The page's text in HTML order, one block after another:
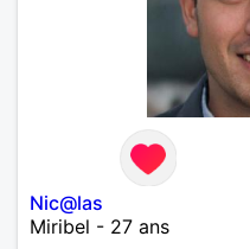
Nic@las
Miribel - 27 ans